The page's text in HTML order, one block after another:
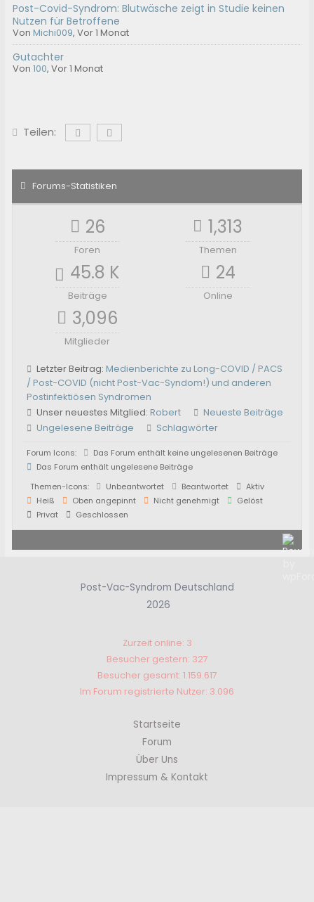
Post-Covid-Syndrom: Blutwäsche zeigt in Studie keinen
Nutzen für Betroffene
VonMichi009,Vor 1 Monat
Gutachter
Von100,Vor 1 Monat
Teilen:
Forums-Statistiken
26
Foren
1,313
Themen
45.8 K
Beiträge
24
Online
3,096
Mitglieder
Letzter Beitrag: Medienberichte zu Long-COVID / PACS
/ Post-COVID (nicht Post-Vac-Syndom!) und anderen
Postinfektiösen Syndromen
Unser neuestes Mitglied: Robert
Neueste Beiträge
Ungelesene Beiträge
Schlagwörter
Forum Icons:
Das Forum enthält keine ungelesenen Beiträge
Das Forum enthält ungelesene Beiträge
Themen-Icons:
Unbeantwortet Beantwortet
Aktiv
Heiß
Oben angepinnt Nicht genehmigt
Gelöst
Privat
Geschlossen
Post-Vac-Syndrom Deutschland
2026
Zurzeit online: 3
Besucher gestern: 327
Besucher gesamt: 1.159.617
Im Forum registrierte Nutzer: 3.096
Startseite
Forum
Über Uns
Impressum & Kontakt